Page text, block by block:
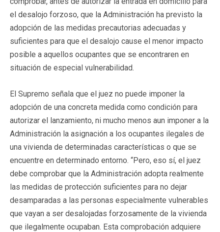
el desalojo forzoso, que la Administración ha previsto la
adopción de las medidas precautorias adecuadas y
suficientes para que el desalojo cause el menor impacto
posible a aquellos ocupantes que se encontraren en
situación de especial vulnerabilidad.
El Supremo señala que el juez no puede imponer la
adopción de una concreta medida como condición para
autorizar el lanzamiento, ni mucho menos aun imponer a la
Administración la asignación a los ocupantes ilegales de
una vivienda de determinadas características o que se
encuentre en determinado entorno. “Pero, eso sí, el juez
debe comprobar que la Administración adopta realmente
las medidas de protección suficientes para no dejar
desamparadas a las personas especialmente vulnerables
que vayan a ser desalojadas forzosamente de la vivienda
que ilegalmente ocupaban. Esta comprobación adquiere